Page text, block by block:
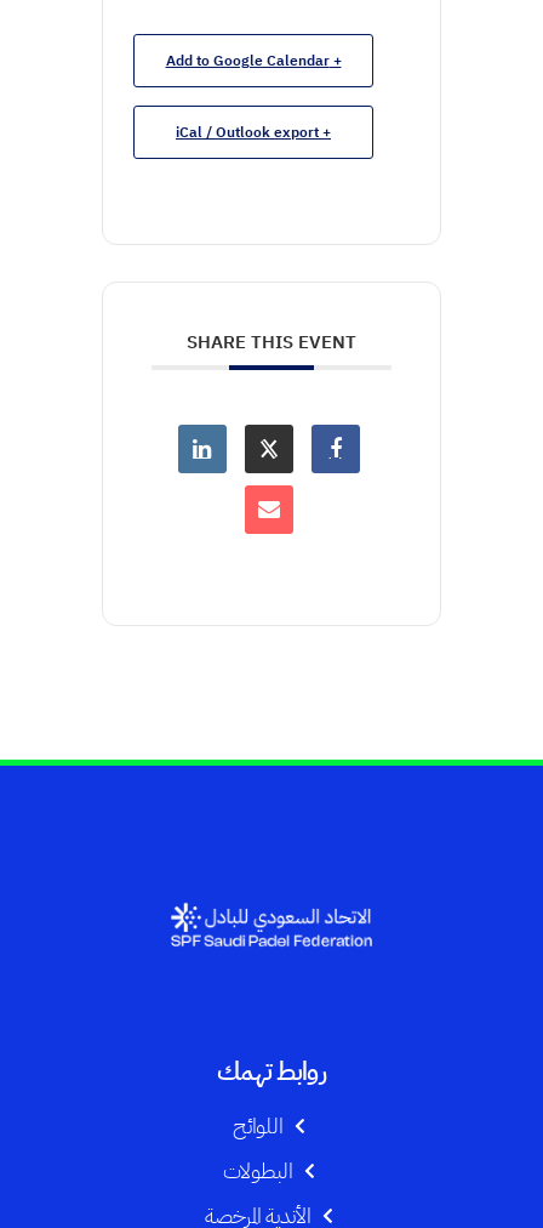
+ Add to Google Calendar
+ iCal / Outlook export
SHARE THIS EVENT
روابط تهمك
اللوائح
البطولات
الأندية المرخصة